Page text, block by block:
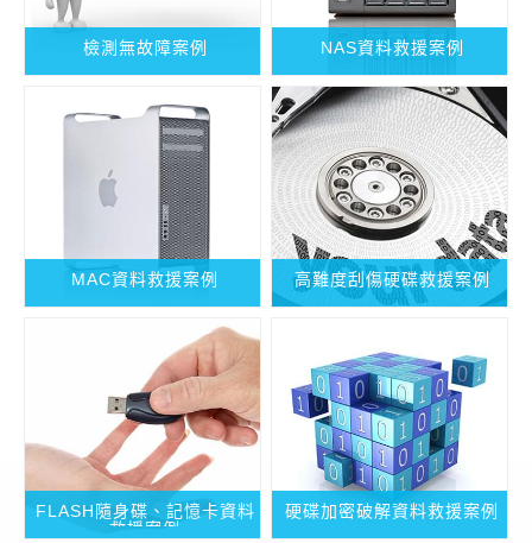
檢測無故障案例 NAS資料救援案例
MAC資料救援案例 高難度刮傷硬碟救援案例
FLASH隨身碟、記憶卡資料
救援案例
硬碟加密破解資料救援案例